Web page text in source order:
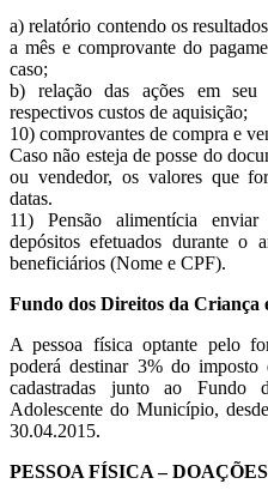
a) relatório contendo os
a mês e comprovante do
caso;
b) relação das ações em
respectivos custos de aquisição;
10) comprovantes de compra e
Caso não esteja de posse do
ou vendedor, os valores que
datas.
11) Pensão alimentícia
depósitos efetuados durante o
beneficiários (Nome e CPF).
Fundo dos Direitos da Criança
A pessoa física optante pelo
poderá destinar 3% do imposto
cadastradas junto ao
Adolescente do Município,
30.04.2015.
PESSOA FÍSICA – DOAÇÕES